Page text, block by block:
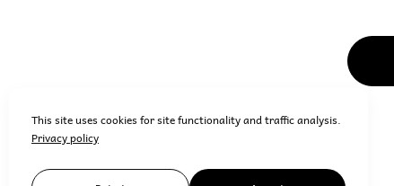
This site uses cookies for site functionality and traffic analysis.
Privacy policy